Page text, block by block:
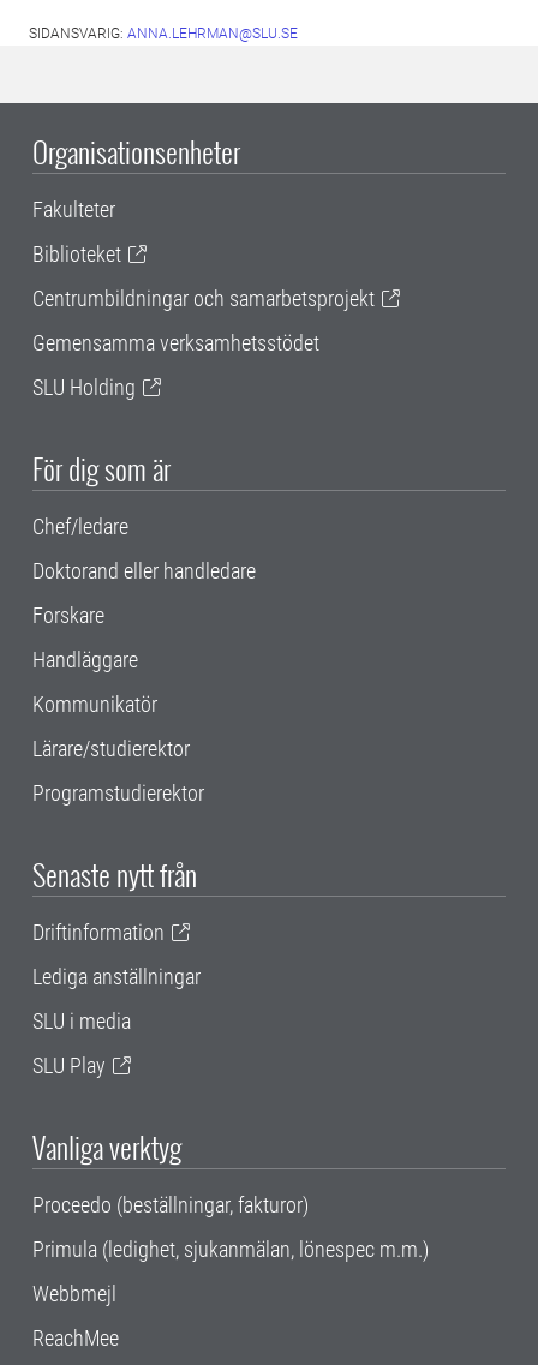
SIDANSVARIG: ANNA.LEHRMAN@SLU.SE
Organisationsenheter
Fakulteter
Biblioteket
Centrumbildningar och samarbetsprojekt
Gemensamma verksamhetsstödet
SLU Holding
För dig som är
Chef/ledare
Doktorand eller handledare
Forskare
Handläggare
Kommunikatör
Lärare/studierektor
Programstudierektor
Senaste nytt från
Driftinformation
Lediga anställningar
SLU i media
SLU Play
Vanliga verktyg
Proceedo (beställningar, fakturor)
Primula (ledighet, sjukanmälan, lönespec m.m.)
Webbmejl
ReachMee